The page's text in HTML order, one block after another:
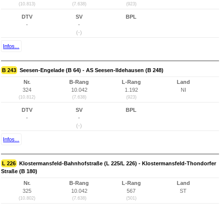
(10.813) (7.638) (923)
DTV
-
SV
-
(-)
BPL
Infos...
B 243 Seesen-Engelade (B 64) - AS Seesen-Ildehausen (B 248)
Nr.
324
(10.812)
B-Rang
10.042
(7.638)
L-Rang
1.192
(923)
Land
NI
DTV
-
SV
-
(-)
BPL
Infos...
L 226 Klostermansfeld-Bahnhofstraße (L 225/L 226) - Klostermansfeld-Thondorfer
Straße (B 180)
Nr.
325
(10.802)
B-Rang
10.042
(7.638)
L-Rang
567
(501)
Land
ST